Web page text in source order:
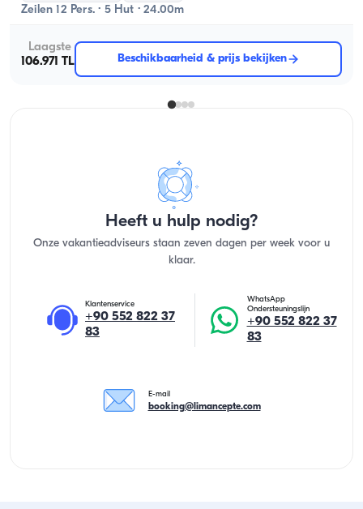
Zeilen 12 Pers. · 5 Hut · 24.00m
Laagste
106.971 TL
Beschikbaarheid & prijs bekijken
Heeft u hulp nodig?
Onze vakantieadviseurs staan zeven dagen per week voor u
klaar.
Klantenservice
+90 552 822 37
83
WhatsApp
Ondersteuningslijn
+90 552 822 37
83
E-mail
booking@limancepte.com